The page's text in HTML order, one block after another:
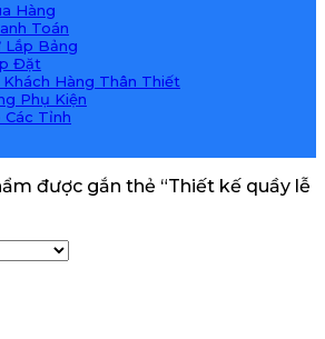
Hàng
Toán
Lắp Bảng
Đặt
Khách Hàng Thân Thiết
Phụ Kiện
Các Tỉnh
được gắn thẻ “Thiết kế quầy lễ